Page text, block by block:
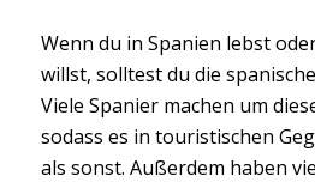
Wenn du in Spanien lebst
willst, solltest du die
Viele Spanier machen um
sodass es in touristischen
als sonst. Außerdem haben